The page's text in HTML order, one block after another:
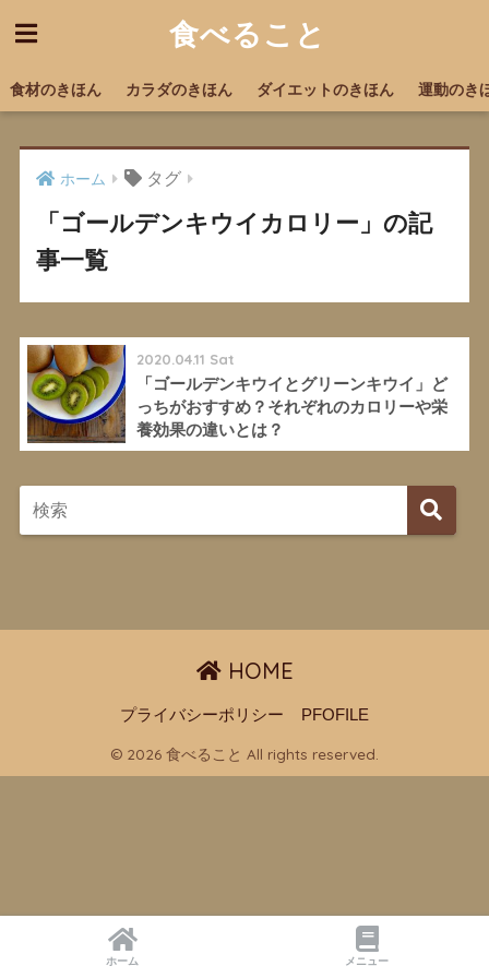
食べること
食材のきほん カラダのきほん ダイエットのきほん 運動のき
ホーム タグ
「ゴールデンキウイカロリー」の記
事一覧
2020.04.11 Sat
「ゴールデンキウイとグリーンキウイ」ど
っちがおすすめ？それぞれのカロリーや栄
養効果の違いとは？
HOME
プライバシーポリシー PFOFILE
© 2026 食べること All rights reserved.
ホーム メニュー